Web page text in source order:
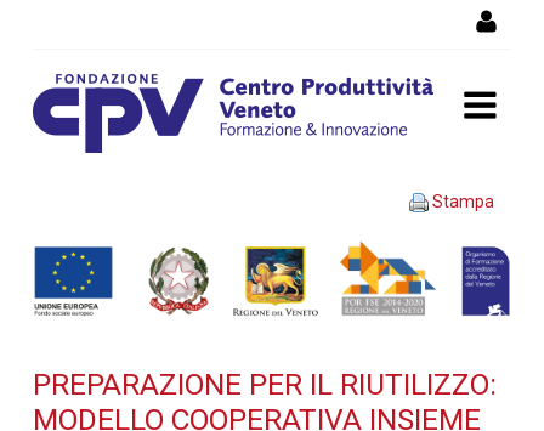
PREPARAZIONE PER IL
RIUTILIZZO: MODELLO
COOPERATIVA INSIEME -
formazione
Stampa
PREPARAZIONE PER IL RIUTILIZZO:
MODELLO COOPERATIVA INSIEME